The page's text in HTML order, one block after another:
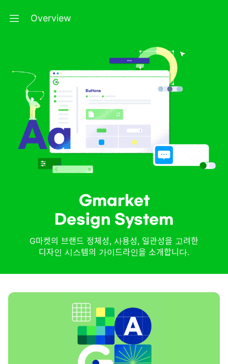
Overview
Gmarket
Design System
G마켓의 브랜드 정체성, 사용성, 일관성을 고려한
디자인 시스템의 가이드라인을 소개합니다.